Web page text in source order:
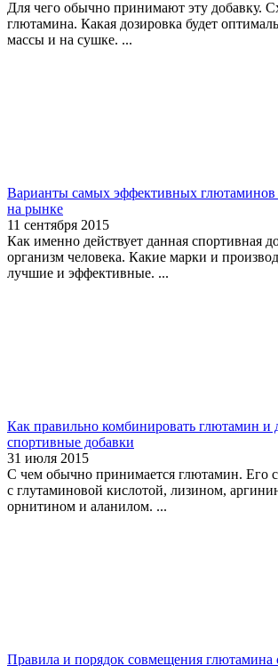
Для чего обычно принимают эту добавку.
глютамина. Какая дозировка будет
массы и на сушке. ...
Варианты самых эффективных глютаминов
на рынке
11 сентября 2015
Как именно действует данная спортивная
организм человека. Какие марки и
лучшие и эффективные. ...
Как правильно комбинировать глютамин и
спортивные добавки
31 июля 2015
С чем обычно принимается глютамин. Его
с глутаминовой кислотой, лизином,
орнитином и аланилом. ...
Правила и порядок совмещения глютамина